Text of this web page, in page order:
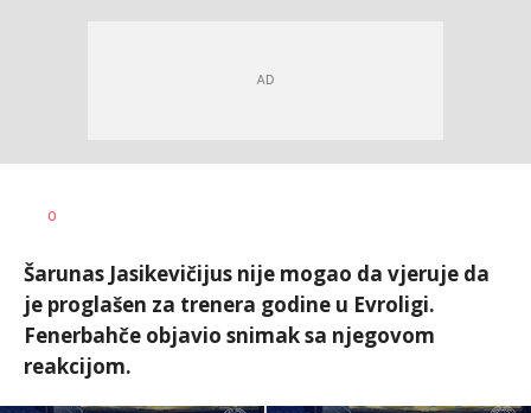
AUTOR
0
Šarunas Jasikevičijus nije mogao da vjeruje da
je proglašen za trenera godine u Evroligi.
Fenerbahče objavio snimak sa njegovom
reakcijom.